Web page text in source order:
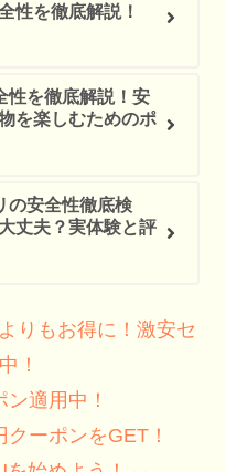
性を徹底解説！
性を徹底解説！安
を楽しむためのポ
の安全性徹底検
丈夫？実体験と評
りもお得に！激安セ
！
適用中！
ーポンをGET！